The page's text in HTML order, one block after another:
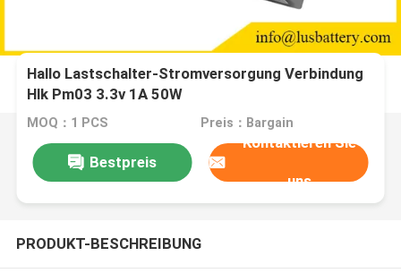
Hallo Lastschalter-Stromversorgung Verbindung
Hlk Pm03 3.3v 1A 50W
MOQ：1 PCS Preis：Bargain
Bestpreis
Kontaktieren Sie
uns
PRODUKT-BESCHREIBUNG